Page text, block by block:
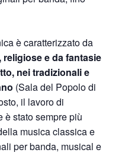
è caratterizzato da
e da fantasie
nei tradizionali e
(Sala del Popolo di
il lavoro di
è stato sempre più
musica classica e
per banda, musical e